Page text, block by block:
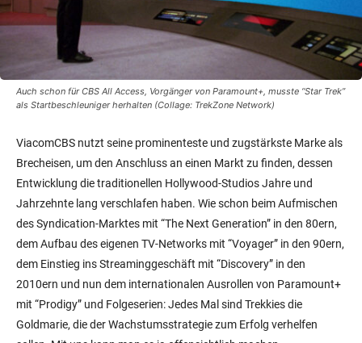
Auch schon für CBS All Access, Vorgänger von Paramount+, musste “Star Trek”
als Startbeschleuniger herhalten (Collage: TrekZone Network)
ViacomCBS nutzt seine prominenteste und zugstärkste Marke als
Brecheisen, um den Anschluss an einen Markt zu finden, dessen
Entwicklung die traditionellen Hollywood-Studios Jahre und
Jahrzehnte lang verschlafen haben. Wie schon beim Aufmischen
des Syndication-Marktes mit “The Next Generation” in den 80ern,
dem Aufbau des eigenen TV-Networks mit “Voyager” in den 90ern,
dem Einstieg ins Streaminggeschäft mit “Discovery” in den
2010ern und nun dem internationalen Ausrollen von Paramount+
mit “Prodigy” und Folgeserien: Jedes Mal sind Trekkies die
Goldmarie, die der Wachstumsstrategie zum Erfolg verhelfen